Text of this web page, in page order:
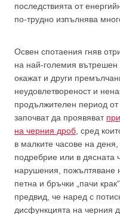
последствията от
по-трудно изпълнява
Освен спотаения гняв
на най-големия вътрешен
окажат и други
неудовлетвореност и
продължителен период
започват да проявяват
на черния дроб , сред
в малките часове на
подребрие или в дясната
нарушения, пожълтяване
петна и бръчки „пачи
предвид, че наред с
дисфункцията на черния